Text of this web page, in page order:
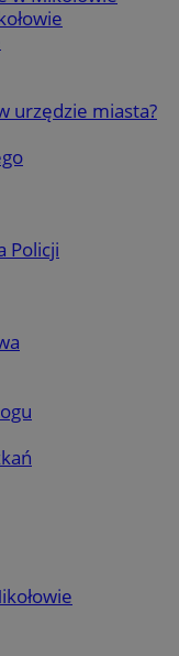
urzędzie miasta?
Policji